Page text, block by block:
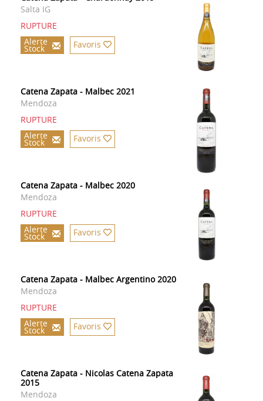
Salta IG
RUPTURE
Alerte
Stock Favoris
Catena Zapata - Malbec 2021
Mendoza
RUPTURE
Alerte
Stock Favoris
Catena Zapata - Malbec 2020
Mendoza
RUPTURE
Alerte
Stock Favoris
Catena Zapata - Malbec Argentino 2020
Mendoza
RUPTURE
Alerte
Stock Favoris
Catena Zapata - Nicolas Catena Zapata
2015
Mendoza